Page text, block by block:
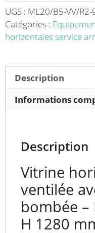
-
P
910
mm
UGS : ML20/B5-VV/R2-
Catégories :
horizontales service
Description
Informations
Description
Vitrine
ventilée
bombée –
H 1280